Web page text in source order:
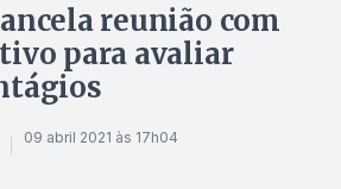
reunião com
para avaliar
09 abril 2021 às 17h04